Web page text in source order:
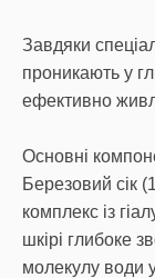
Завдяки
проникають у
ефективно
Основні
Березовий сік
комплекс із
шкірі глибоке
молекулу води